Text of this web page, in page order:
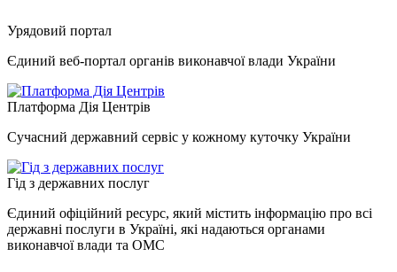
Урядовий портал
Єдиний веб-портал органів виконавчої влади України
Платформа Дія Центрів
Сучасний державний сервіс у кожному куточку України
Гід з державних послуг
Єдиний офіційний ресурс, який містить інформацію про всі
державні послуги в Україні, які надаються органами
виконавчої влади та ОМС